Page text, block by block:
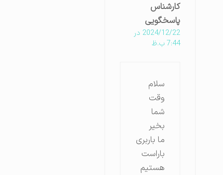
کارشناس
پاسخگویی
2024/12/22 در
سلام
وقت
بخیر
ما باربری
باراست
هستیم